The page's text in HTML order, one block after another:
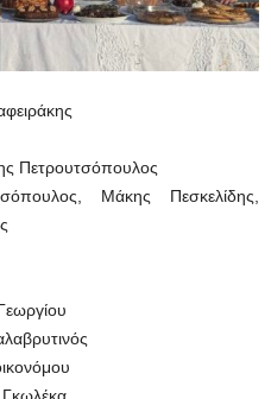
Πετρουτσόπουλος
Μάκης Πεσκελίδης,